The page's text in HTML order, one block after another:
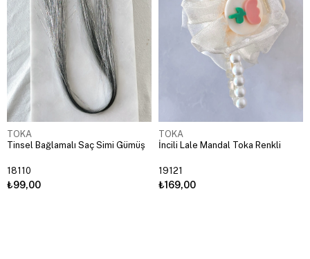
TOKA
Tinsel Bağlamalı Saç Simi Gümüş
18110
₺99,00
TOKA
İncili Lale Mandal Toka Renkli
19121
₺169,00